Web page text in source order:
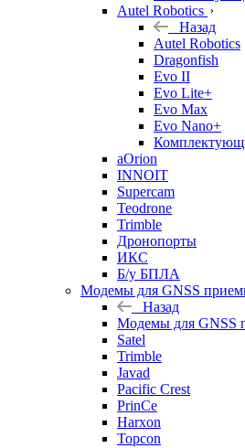
Autel Robotics
Назад
Autel Robotics
Dragonfish
Evo II
Evo Lite+
Evo Max
Evo Nano+
aOrion
INNOIT
Supercam
Teodrone
Trimble
Дронопорты
ИКС
Б/у БПЛА
Модемы для GNSS
Назад
Модемы для GNSS
Satel
Trimble
Javad
Pacific Crest
PrinCe
Harxon
Topcon